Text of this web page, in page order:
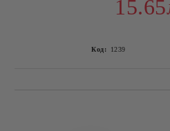
Код: 1239